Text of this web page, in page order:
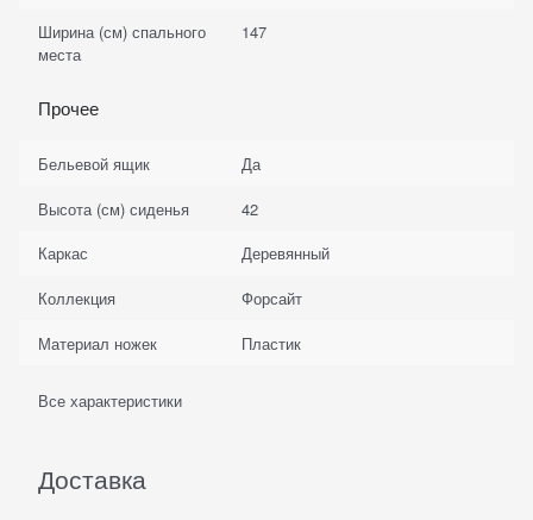
Ширина (см) спального
места
147
Прочее
Бельевой ящик
Да
Высота (см) сиденья
42
Каркас
Деревянный
Коллекция
Форсайт
Материал ножек
Пластик
Все характеристики
Доставка